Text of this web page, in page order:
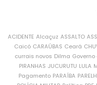
ACIDENTE Alcaçuz ASSALTO
Caicó CARAÚBAS Ceará
currais novos Dilma Governo
PIRANHAS JUCURUTU LULA
Pagamento PARAÍBA